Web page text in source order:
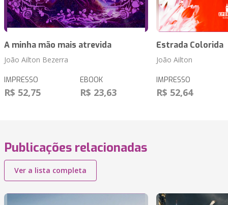
A minha mão mais atrevida
João Ailton Bezerra
IMPRESSO
R$ 52,75
EBOOK
R$ 23,63
Estrada Colorida
João Ailton
IMPRESSO
R$ 52,64
Publicações relacionadas
Ver a lista completa